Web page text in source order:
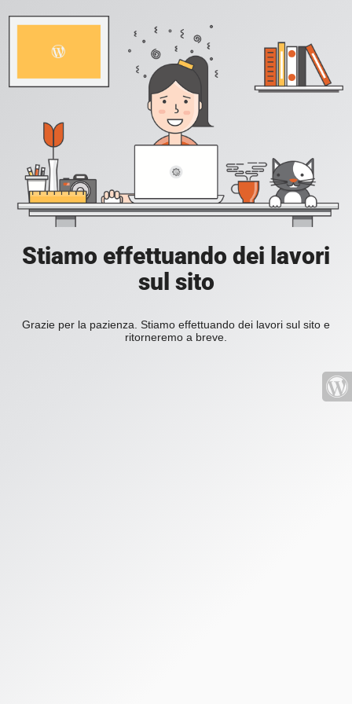
Stiamo effettuando dei lavori
sul sito
Grazie per la pazienza. Stiamo effettuando dei lavori sul sito e
ritorneremo a breve.